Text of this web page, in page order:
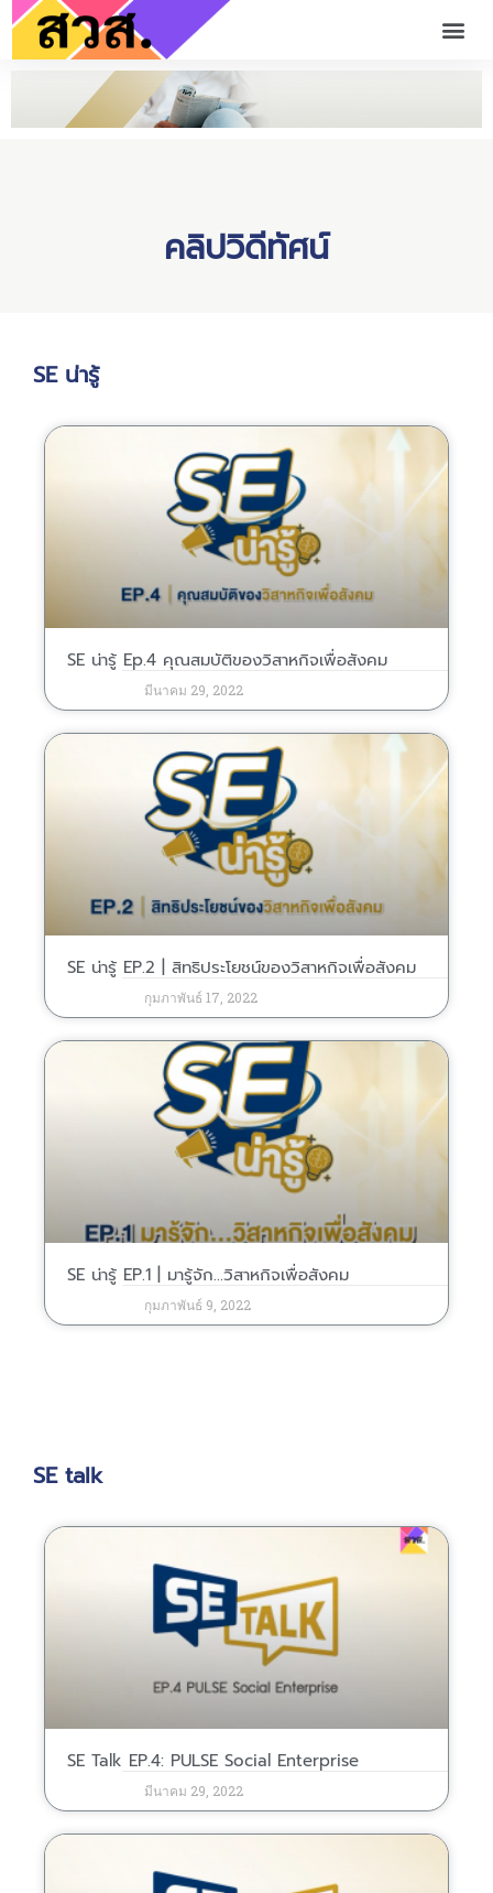
คลิปวิดีทัศน์
SE น่ารู้
SE น่ารู้ Ep.4 คุณสมบัติของวิสาหกิจเพื่อสังคม
มีนาคม 29, 2022
SE น่ารู้ EP.2 | สิทธิประโยชน์ของวิสาหกิจเพื่อสังคม
กุมภาพันธ์ 17, 2022
SE น่ารู้ EP.1 | มารู้จัก…วิสาหกิจเพื่อสังคม
กุมภาพันธ์ 9, 2022
SE talk
SE Talk EP.4: PULSE Social Enterprise
มีนาคม 29, 2022